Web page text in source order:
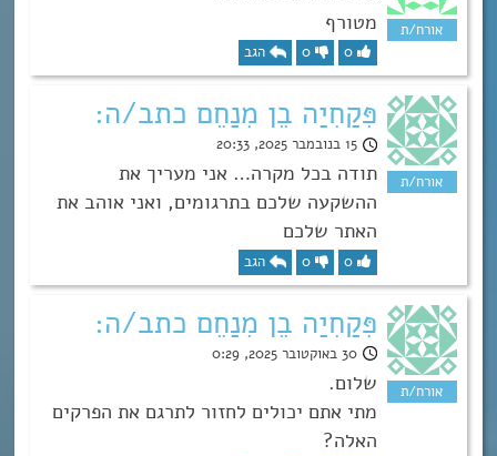
מטורף
0
0 הגב
פְּקַחְיָה בֶן מְנַחֵם כתב/ה:
15 בנובמבר 2025, 20:33
תודה בכל מקרה… אני מעריך את
ההשקעה שלכם בתרגומים, ואני אוהב את
האתר שלכם
0
0 הגב
פְּקַחְיָה בֶן מְנַחֵם כתב/ה:
30 באוקטובר 2025, 0:29
שלום.
מתי אתם יכולים לחזור לתרגם את הפרקים
האלה?